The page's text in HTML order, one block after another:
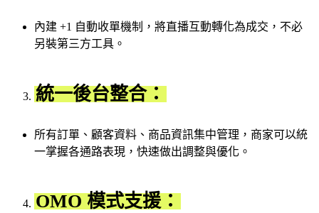
內建 +1 自動收單機制，將直播互動轉化為成交，不必
另裝第三方工具。
統一後台整合：
所有訂單、顧客資料、商品資訊集中管理，商家可以統
一掌握各通路表現，快速做出調整與優化。
OMO 模式支援：